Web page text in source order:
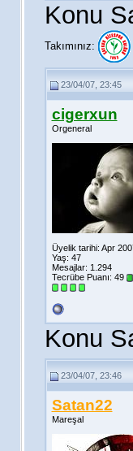
Konu
Takımınız:
23/04/07, 23:45
cigerxun
Orgeneral
Üyelik tarihi: Apr
Yaş: 47
Mesajlar: 1.294
Tecrübe Puanı: 49
Konu
23/04/07, 23:46
Satan22
Mareşal